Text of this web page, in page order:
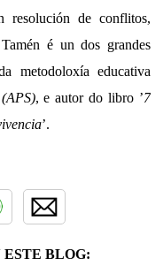
resolución de conflitos,
é un dos grandes
metodoloxía educativa
, e autor do libro ’7
’.
ESTE BLOG: